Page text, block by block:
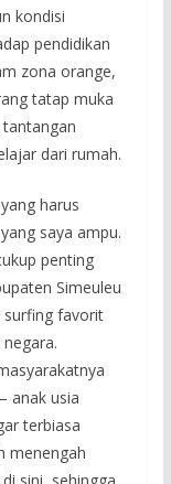
kondisi
pendidikan
zona orange,
tatap muka
dari rumah.
harus
saya ampu.
penting
Simeuleu
surfing favorit
anak usia
terbiasa
menengah